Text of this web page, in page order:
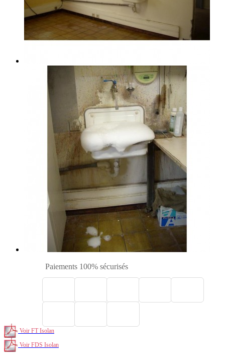
Paiements 100% sécurisés
Voir FT Isolan
Voir FDS Isolan